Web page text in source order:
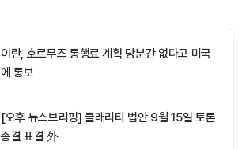
이란, 호르무즈 통행료 계획 당분간 없다고 미국
에 통보
[오후 뉴스브리핑] 클래리티 법안 9월 15일 토론
종결 표결 外